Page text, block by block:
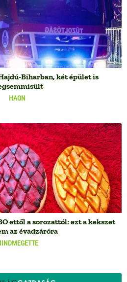
HAON
Biharban, két épület is
ettől a sorozattól: ezt a kekszet
az évadzáróra